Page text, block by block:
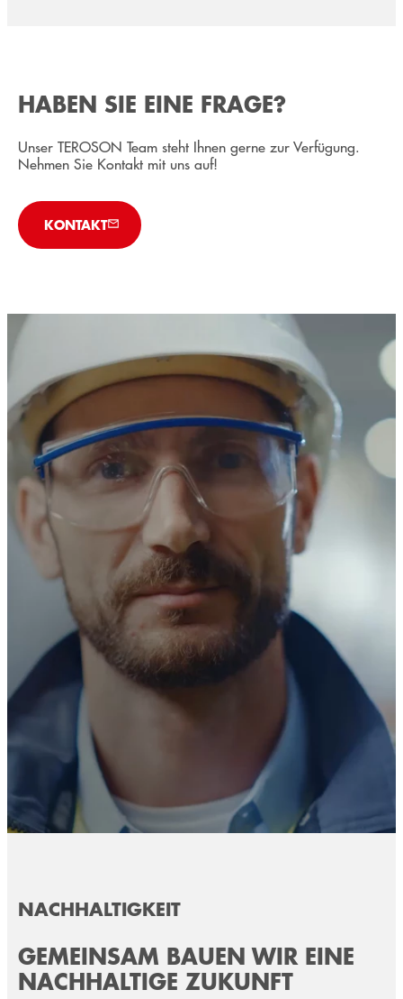
HABEN SIE EINE FRAGE?
Unser TEROSON Team steht Ihnen gerne zur Verfügung.
Nehmen Sie Kontakt mit uns auf!
KONTAKT
NACHHALTIGKEIT
GEMEINSAM BAUEN WIR EINE
NACHHALTIGE ZUKUNFT